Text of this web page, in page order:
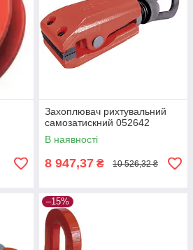
Захоплювач рихтувальний
самозатискний 052642
В наявності
8 947,37 ₴ 10 526,32 ₴
–15%